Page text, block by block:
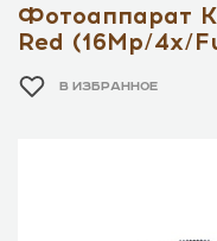
Фотоаппарат
Red (16Mp/4x/
В ИЗБРАННОЕ